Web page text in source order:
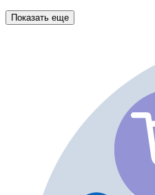
Показать еще